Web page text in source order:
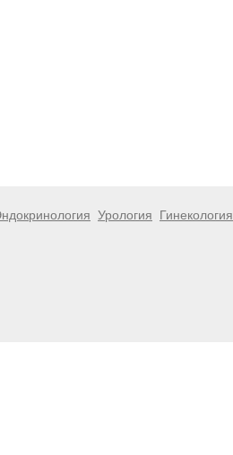
Урология Гинекология